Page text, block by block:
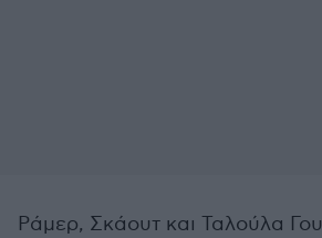
Ράμερ, Σκάουτ και Ταλούλα